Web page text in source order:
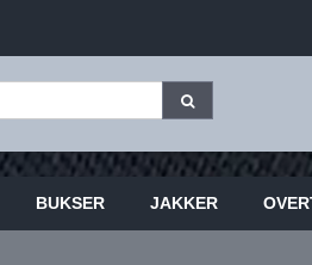
BUKSER JAKKER